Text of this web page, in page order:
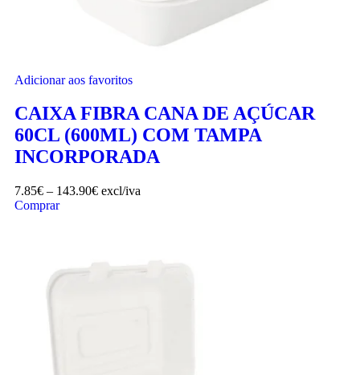
Adicionar aos favoritos
CAIXA FIBRA CANA DE AÇÚCAR
60CL (600ML) COM TAMPA
INCORPORADA
7.85€ – 143.90€ excl/iva
Comprar